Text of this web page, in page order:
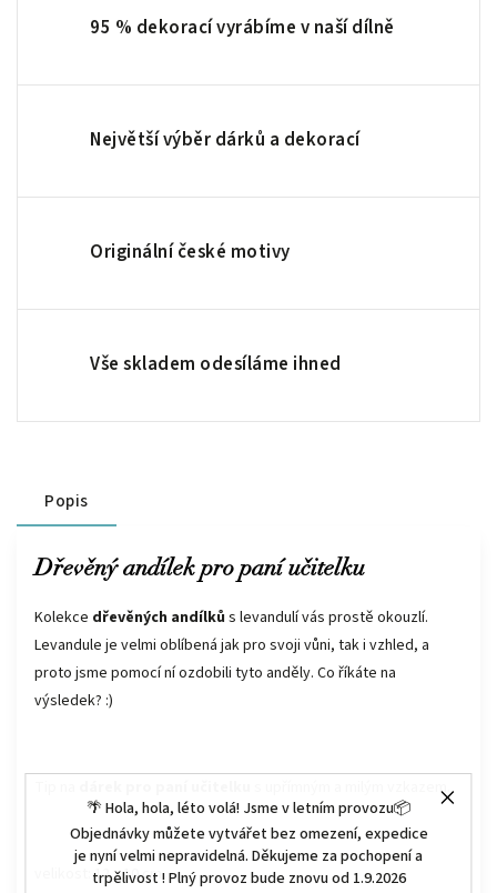
🌴 Hola, hola, léto volá! Jsme v letním provozu📦
Objednávky můžete vytvářet bez omezení, expedice
je nyní velmi nepravidelná. Děkujeme za pochopení a
trpělivost ! Plný provoz bude znovu od 1.9.2026
95 % dekorací vyrábíme v naší dílně
Největší výběr dárků a dekorací
Originální české motivy
Vše skladem odesíláme ihned
Popis
Dřevěný andílek pro paní učitelku
Kolekce dřevěných andílků s levandulí vás prostě okouzlí.
Levandule je velmi oblíbená jak pro svoji vůni, tak i vzhled, a
proto jsme pomocí ní ozdobili tyto anděly. Co říkáte na
výsledek? :)
s upřímným a milým vzkazem.
velikost: 12 x 10 cm